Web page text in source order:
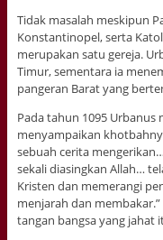
Tidak masalah meskipun
Konstantinopel, serta
merupakan satu gereja.
Timur, sementara ia
pangeran Barat yang
Pada tahun 1095 Urbanus
menyampaikan
sebuah cerita
sekali diasingkan Allah…
Kristen dan memerangi
menjarah dan
tangan bangsa yang jahat